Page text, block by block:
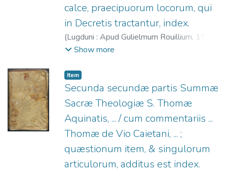
calce, praecipuorum locorum, qui
in Decretis tractantur, index.
(Lugduni : Apud Gulielmum Rouillium, 1588
Naogeorgus, Thomas, 1511-1563.
Show more
Item
Secunda secundæ partis Summæ
Sacræ Theologiæ S. Thomæ
Aquinatis, ... / cum commentariis ...
Thomæ de Vio Caietani, ... ;
quæstionum item, & singulorum
articulorum, additus est index.